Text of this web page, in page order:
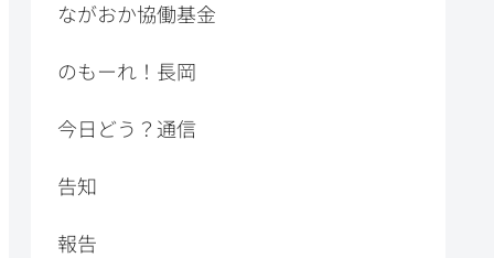
ながおか協働基金
のもーれ！長岡
今日どう？通信
告知
報告